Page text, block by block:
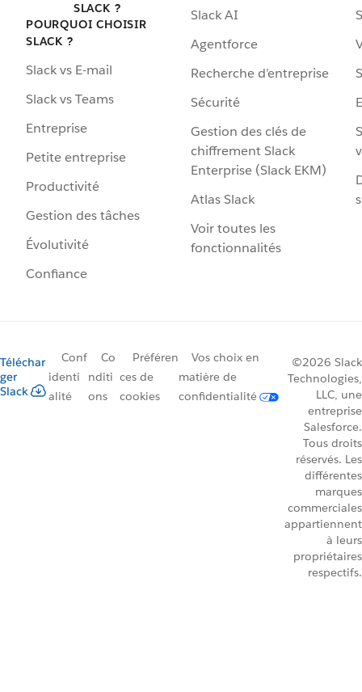
SLACK ?
POURQUOI CHOISIR
SLACK ?
Slack vs E-mail
Slack vs Teams
Entreprise
Petite entreprise
Productivité
Gestion des tâches
Évolutivité
Confiance
Slack AI
Agentforce
Recherche d’entreprise
Sécurité
Gestion des clés de
chiffrement Slack
Enterprise (Slack EKM)
Atlas Slack
Voir toutes les
fonctionnalités
Téléchar
ger
Slack
Conf
identi
alité
Co
nditi
ons
Préféren
ces de
cookies
Vos choix en
matière de
confidentialité
©2026 Slack
Technologies,
LLC, une
entreprise
Salesforce.
Tous droits
réservés. Les
différentes
marques
commerciales
appartiennent
à leurs
propriétaires
respectifs.